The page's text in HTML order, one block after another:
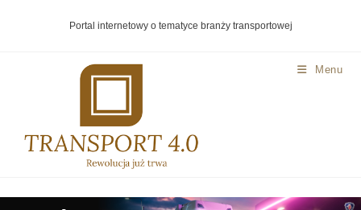
Portal internetowy o tematyce branży transportowej
Menu